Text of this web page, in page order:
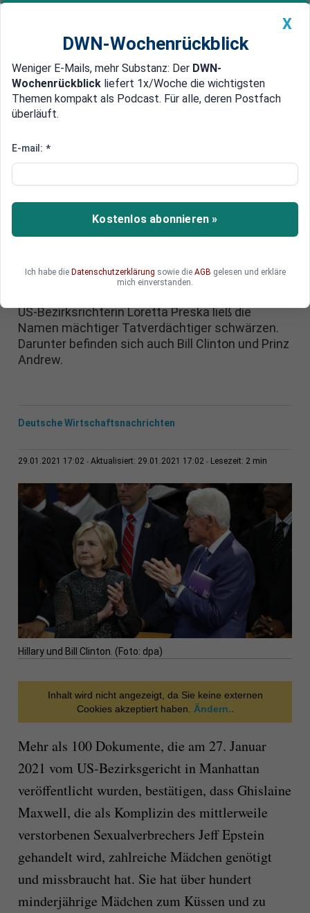
Newsticker MEIN DWN: Geldanlage Premium
Edelmetalle DWN-Magazin China
Pädophilie-Skandal: US-
von Bill Clinton und anderen
Prominenten schwärzen
Ghislaine Maxwell und Jeff Epstein über 100
US-Bezirksrichterin Loretta Preska ließ die
Namen mächtiger Tatverdächtiger schwärzen.
Darunter befinden sich auch Bill Clinton und Prinz
Andrew.
Deutsche Wirtschaftsnachrichten
29.01.2021 17:02 Aktualisiert: 29.01.2021 17:02 Lesezeit: 2 min
Hillary und Bill Clinton. (Foto: dpa)
Inhalt wird nicht angezeigt, da Sie keine externen
Cookies akzeptiert haben.
Ändern..
Mehr als 100 Dokumente, die am 27. Januar
2021 vom US-Bezirksgericht in Manhattan
veröffentlicht wurden, bestätigen, dass Ghislaine
Maxwell, die als Komplizin des mittlerweile
verstorbenen Sexualverbrechers Jeff Epstein
gehandelt wird, zahlreiche Mädchen genötigt
und missbraucht hat. Sie hat über hundert
minderjährige Mädchen zum Küssen und zu
X
DWN-Wochenrückblick
Weniger E-Mails, mehr Substanz: Der DWN-
Wochenrückblick liefert 1x/Woche die wichtigsten
Themen kompakt als Podcast. Für alle, deren Postfach
überläuft.
E-mail: *
Kostenlos abonnieren »
Ich habe die Datenschutzerklärung sowie die AGB gelesen und erkläre
mich einverstanden.